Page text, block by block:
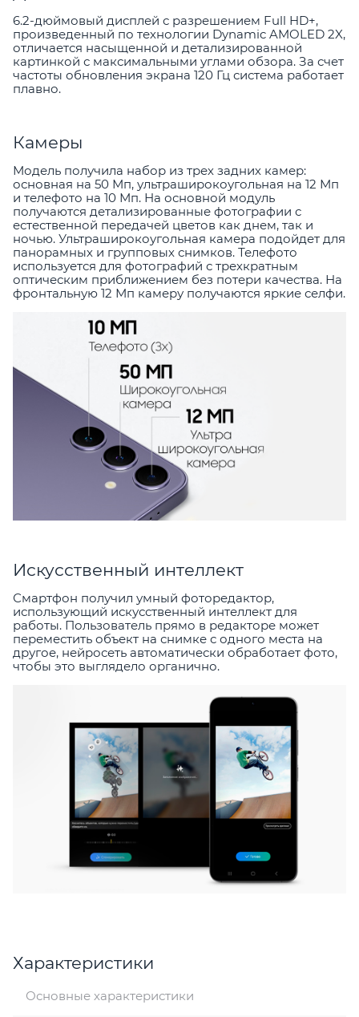
6.2-дюймовый дисплей с разрешением Full HD+,
произведенный по технологии Dynamic AMOLED 2X,
отличается насыщенной и детализированной
картинкой с максимальными углами обзора. За счет
частоты обновления экрана 120 Гц система работает
плавно.
Камеры
Модель получила набор из трех задних камер:
основная на 50 Мп, ультраширокоугольная на 12 Мп
и телефото на 10 Мп. На основной модуль
получаются детализированные фотографии с
естественной передачей цветов как днем, так и
ночью. Ультраширокоугольная камера подойдет для
панорамных и групповых снимков. Телефото
используется для фотографий с трехкратным
оптическим приближением без потери качества. На
фронтальную 12 Мп камеру получаются яркие селфи.
Искусственный интеллект
Смартфон получил умный фоторедактор,
использующий искусственный интеллект для
работы. Пользователь прямо в редакторе может
переместить объект на снимке с одного места на
другое, нейросеть автоматически обработает фото,
чтобы это выглядело органично.
Характеристики
Основные характеристики